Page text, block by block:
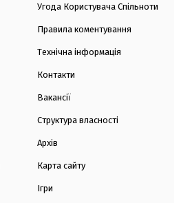
Угода Користувача Спільноти
Правила коментування
Технічна інформація
Контакти
Вакансії
Структура власності
Архів
Карта сайту
Ігри